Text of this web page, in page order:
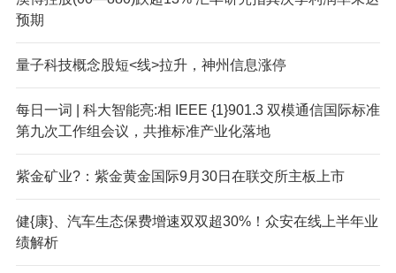
预期
量子科技概念股短<线>拉升，神州信息涨停
每日一词 | 科大智能亮:相 IEEE {1}901.3 双模通信国际标准
第九次工作组会议，共推标准产业化落地
紫金矿业?：紫金黄金国际9月30日在联交所主板上市
健{康}、汽车生态保费增速双双超30%！众安在线上半年业
绩解析